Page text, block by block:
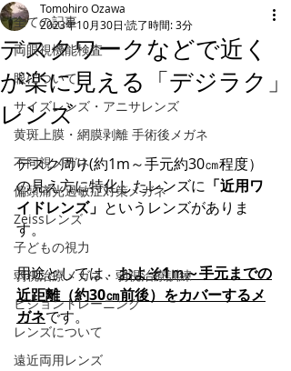
全ての記事
両眼視機能検査
眼について
サイズレンズ・アニサレンズ
黄斑上膜・網膜剥離 手術後メガネ
不同視メガネ
偏頭痛光過敏症対策メガネ
Zeissレンズ
子どもの視力
弱視治療メガネ・弱視治療訓練
ビジョントレーニング
レンズについて
遠近両用レンズ
デスクワークなどで近く
が楽に見える「デジラク」
レンズ
Tomohiro Ozawa
2023年10月30日 読了時間: 3分
デスク周り(約1m～手元約30㎝程度）
の見え方に特化したレンズに 「近用ワ
イドレンズ」 というレンズがありま
す。
用途としては、およそ1ｍ～手元までの
近距離（約30㎝前後）をカバーするメ
ガネです。